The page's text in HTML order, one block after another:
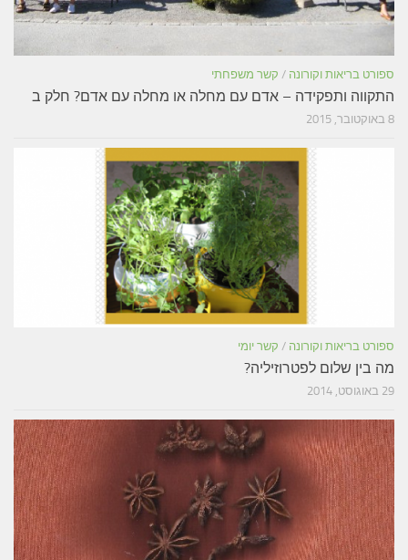
ספורט בריאות וקורונה / קשר משפחתי
התקווה ותפקידה – אדם עם מחלה או מחלה עם אדם? חלק ב
8 באוקטובר, 2015
ספורט בריאות וקורונה / קשר יומי
מה בין שלום לפטרוזיליה?
29 באוגוסט, 2014